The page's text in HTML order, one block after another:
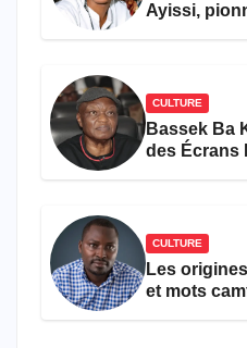
Ayissi,
CULTURE
Bassek Ba
des Écrans
CULTURE
Les
et mots